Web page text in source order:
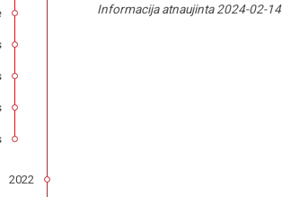
Informacija atnaujinta 2024-02-14
2022